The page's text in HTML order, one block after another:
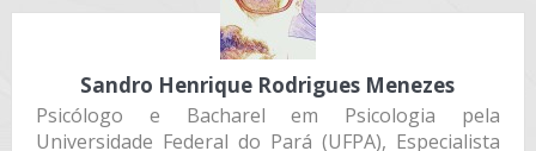
Sandro Henrique Rodrigues Menezes
Psicólogo e Bacharel em Psicologia pela
Universidade Federal do Pará (UFPA), Especialista